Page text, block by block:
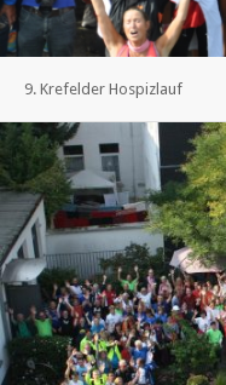
9. Krefelder Hospizlauf